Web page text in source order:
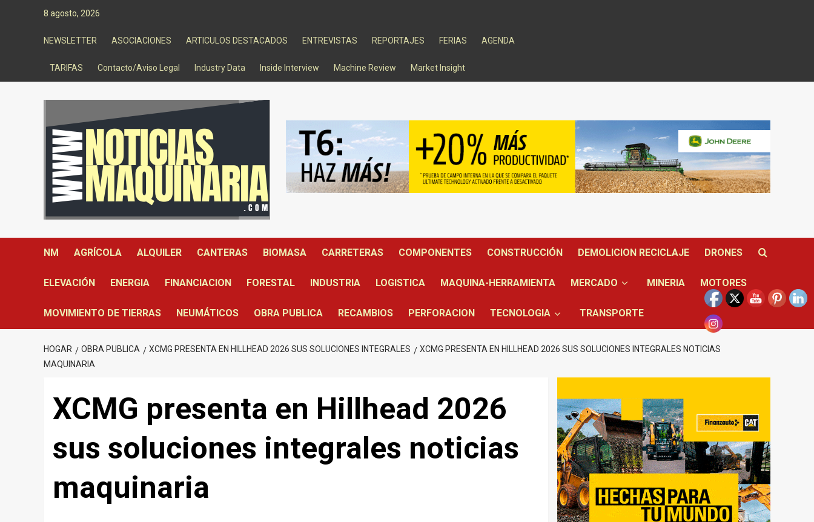
8 agosto, 2026
NEWSLETTER ASOCIACIONES ARTICULOS DESTACADOS ENTREVISTAS REPORTAJES FERIAS AGENDA
TARIFAS Contacto/Aviso Legal Industry Data Inside Interview Machine Review Market Insight
NM AGRÍCOLA ALQUILER CANTERAS BIOMASA CARRETERAS COMPONENTES CONSTRUCCIÓN DEMOLICION RECICLAJE DRONES
ELEVACIÓN ENERGIA FINANCIACION FORESTAL INDUSTRIA LOGISTICA MAQUINA-HERRAMIENTA MERCADO MINERIA MOTORES
MOVIMIENTO DE TIERRAS NEUMÁTICOS OBRA PUBLICA RECAMBIOS PERFORACION TECNOLOGIA TRANSPORTE
HOGAR OBRA PUBLICA XCMG PRESENTA EN HILLHEAD 2026 SUS SOLUCIONES INTEGRALES
XCMG PRESENTA EN HILLHEAD 2026 SUS SOLUCIONES INTEGRALES NOTICIAS
MAQUINARIA
XCMG presenta en Hillhead 2026
sus soluciones integrales noticias
maquinaria